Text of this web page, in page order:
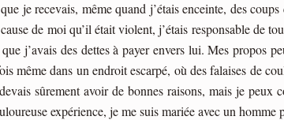
je recevais, même quand j’étais enceinte, des
de moi qu’il était violent, j’étais responsable de
j’avais des dettes à payer envers lui. Mes propos
même dans un endroit escarpé, où des falaises de
sûrement avoir de bonnes raisons, mais je
expérience, je me suis mariée avec un